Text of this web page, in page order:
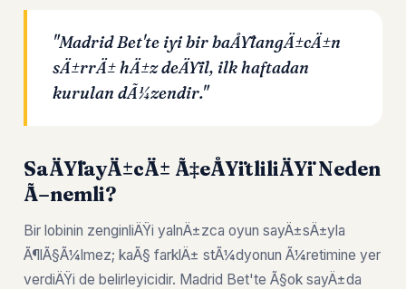
"Madrid Bet'te iyi bir baÅŸlangÄ±cÄ±n
sÄ±rrÄ± hÄ±z deÄŸil, ilk haftadan
kurulan dÃ¼zendir."
SaÄŸlayÄ±cÄ± Ã‡eÅŸitliliÄŸi Neden
Ã–nemli?
Bir lobinin zenginliÄŸi yalnÄ±zca oyun sayÄ±sÄ±yla
Ã¶lÃ§Ã¼lmez; kaÃ§ farklÄ± stÃ¼dyonun Ã¼retimine yer
verdiÄŸi de belirleyicidir. Madrid Bet'te Ã§ok sayÄ±da